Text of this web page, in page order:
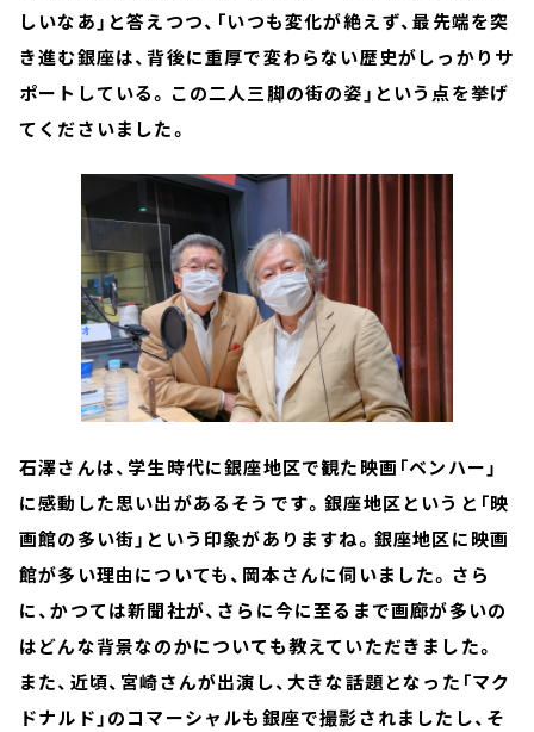
しいなあ」と答えつつ、「いつも変化が絶えず、最先端を突
き進む銀座は、背後に重厚で変わらない歴史がしっかりサ
ポートしている。この二人三脚の街の姿」という点を挙げ
てくださいました。
石澤さんは、学生時代に銀座地区で観た映画「ベンハー」
に感動した思い出があるそうです。銀座地区というと「映
画館の多い街」という印象がありますね。銀座地区に映画
館が多い理由についても、岡本さんに伺いました。さら
に、かつては新聞社が、さらに今に至るまで画廊が多いの
はどんな背景なのかについても教えていただきました。
また、近頃、宮崎さんが出演し、大きな話題となった「マク
ドナルド」のコマーシャルも銀座で撮影されましたし、そ